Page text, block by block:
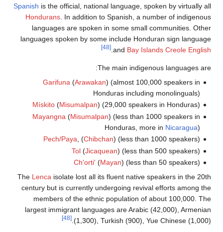
Spanishis the official, national language, spoken by
Hondurans. In addition to Spanish, a number of
languages are spoken in some small
languages spoken by some include Honduran sign
andBay Islands Creole
.
[48]
The main indigenous
Garifuna(Arawakan) (almost 100,000
Honduras including
Mískito(Misumalpan) (29,000 speakers in
Mayangna(Misumalpan) (less than 1000
Honduras, more in
Pech/Paya, ( Chibchan) (less than 1000
Tol(Jicaquean) (less than 500
Ch'orti'(Mayan) (less than 50
TheLencaisolate lost all its fluent native speakers in
century but is currently undergoing revival efforts
members of the ethnic population of about
largest immigrant languages are Arabic (42,000),
(1,300), Turkish (900), Yue Chinese
[48]